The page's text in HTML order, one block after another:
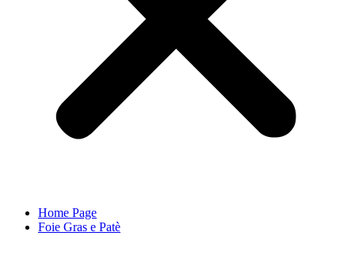
Home Page
Foie Gras e Patè